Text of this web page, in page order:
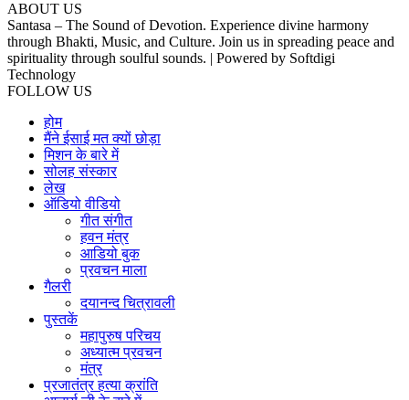
ABOUT US
Santasa – The Sound of Devotion. Experience divine harmony
through Bhakti, Music, and Culture. Join us in spreading peace and
spirituality through soulful sounds. | Powered by Softdigi
Technology
FOLLOW US
होम
मैंने ईसाई मत क्यों छोड़ा
मिशन के बारे में
सोलह संस्कार
लेख
ऑडियो वीडियो
गीत संगीत
हवन मंत्र
आडियो बुक
प्रवचन माला
गैलरी
दयानन्द चित्रावली
पुस्तकें
महापुरुष परिचय
अध्यात्म प्रवचन
मंत्र
प्रजातंत्र हत्या क्रांति